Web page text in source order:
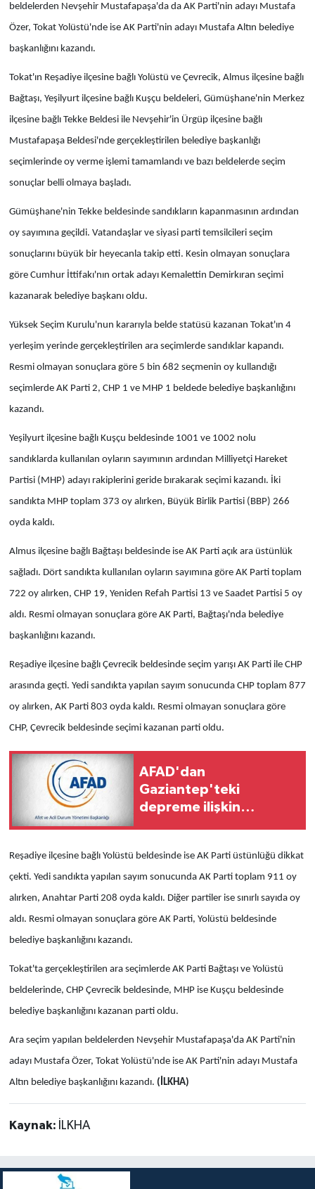
beldelerden Nevşehir Mustafapaşa'da da AK Parti'nin adayı Mustafa
Özer, Tokat Yolüstü'nde ise AK Parti'nin adayı Mustafa Altın belediye
başkanlığını kazandı.
Tokat'ın Reşadiye ilçesine bağlı Yolüstü ve Çevrecik, Almus ilçesine bağlı
Bağtaşı, Yeşilyurt ilçesine bağlı Kuşçu beldeleri, Gümüşhane'nin Merkez
ilçesine bağlı Tekke Beldesi ile Nevşehir'in Ürgüp ilçesine bağlı
Mustafapaşa Beldesi'nde gerçekleştirilen belediye başkanlığı
seçimlerinde oy verme işlemi tamamlandı ve bazı beldelerde seçim
sonuçlar belli olmaya başladı.
Gümüşhane'nin Tekke beldesinde sandıkların kapanmasının ardından
oy sayımına geçildi. Vatandaşlar ve siyasi parti temsilcileri seçim
sonuçlarını büyük bir heyecanla takip etti. Kesin olmayan sonuçlara
göre Cumhur İttifakı'nın ortak adayı Kemalettin Demirkıran seçimi
kazanarak belediye başkanı oldu.
Yüksek Seçim Kurulu'nun kararıyla belde statüsü kazanan Tokat'ın 4
yerleşim yerinde gerçekleştirilen ara seçimlerde sandıklar kapandı.
Resmi olmayan sonuçlara göre 5 bin 682 seçmenin oy kullandığı
seçimlerde AK Parti 2, CHP 1 ve MHP 1 beldede belediye başkanlığını
kazandı.
Yeşilyurt ilçesine bağlı Kuşçu beldesinde 1001 ve 1002 nolu
sandıklarda kullanılan oyların sayımının ardından Milliyetçi Hareket
Partisi (MHP) adayı rakiplerini geride bırakarak seçimi kazandı. İki
sandıkta MHP toplam 373 oy alırken, Büyük Birlik Partisi (BBP) 266
oyda kaldı.
Almus ilçesine bağlı Bağtaşı beldesinde ise AK Parti açık ara üstünlük
sağladı. Dört sandıkta kullanılan oyların sayımına göre AK Parti toplam
722 oy alırken, CHP 19, Yeniden Refah Partisi 13 ve Saadet Partisi 5 oy
aldı. Resmi olmayan sonuçlara göre AK Parti, Bağtaşı'nda belediye
başkanlığını kazandı.
Reşadiye ilçesine bağlı Çevrecik beldesinde seçim yarışı AK Parti ile CHP
arasında geçti. Yedi sandıkta yapılan sayım sonucunda CHP toplam 877
oy alırken, AK Parti 803 oyda kaldı. Resmi olmayan sonuçlara göre
CHP, Çevrecik beldesinde seçimi kazanan parti oldu.
AFAD'dan
Gaziantep'teki
depreme ilişkin
Reşadiye ilçesine bağlı Yolüstü beldesinde ise AK Parti üstünlüğü dikkat
çekti. Yedi sandıkta yapılan sayım sonucunda AK Parti toplam 911 oy
alırken, Anahtar Parti 208 oyda kaldı. Diğer partiler ise sınırlı sayıda oy
aldı. Resmi olmayan sonuçlara göre AK Parti, Yolüstü beldesinde
belediye başkanlığını kazandı.
Tokat'ta gerçekleştirilen ara seçimlerde AK Parti Bağtaşı ve Yolüstü
beldelerinde, CHP Çevrecik beldesinde, MHP ise Kuşçu beldesinde
belediye başkanlığını kazanan parti oldu.
Ara seçim yapılan beldelerden Nevşehir Mustafapaşa'da AK Parti'nin
adayı Mustafa Özer, Tokat Yolüstü'nde ise AK Parti'nin adayı Mustafa
Altın belediye başkanlığını kazandı. (İLKHA)
Kaynak: İLKHA